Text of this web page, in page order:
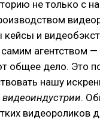
не только с
кейсы и
агентством
общее дело. Это
нашу
видеоиндустрии.
видеороликов